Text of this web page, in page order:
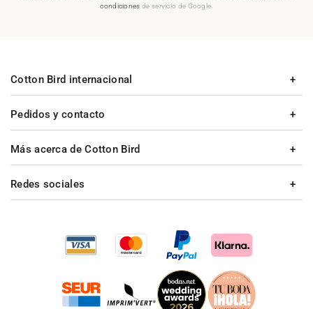
condiciones de servicio de Google.
Pedidos y contacto
Más acerca de Cotton Bird
Cotton Bird internacional
Redes sociales